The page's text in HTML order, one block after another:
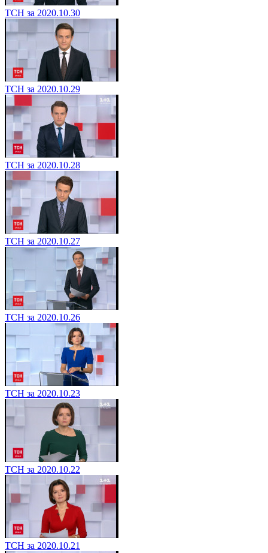
ТСН за 2020.10.30
ТСН за 2020.10.29
ТСН за 2020.10.28
ТСН за 2020.10.27
ТСН за 2020.10.26
ТСН за 2020.10.23
ТСН за 2020.10.22
ТСН за 2020.10.21